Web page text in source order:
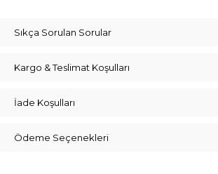
Sıkça Sorulan Sorular
Kargo & Teslimat Koşulları
İade Koşulları
Ödeme Seçenekleri